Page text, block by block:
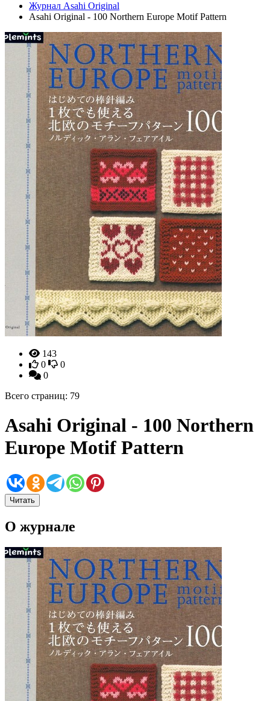
Журнал Asahi Original
Asahi Original - 100 Northern Europe Motif Pattern
143
0
0
0
Всего страниц: 79
Asahi Original - 100 Northern
Europe Motif Pattern
Читать
О журнале